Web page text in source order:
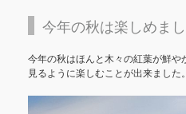
今年の秋は楽しめまし
今年の秋はほんと木々の紅葉が鮮
見るように楽しむことが出来ました。